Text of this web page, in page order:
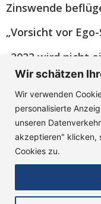
Wir schätzen
Wir verwenden
personalisierte
unseren
akzeptieren" klicken,
Cookies zu.
Zinswende
„Vorsicht vor
„2023 wird nicht
Big Oil wird
Scores
„Viele Banken
durch die Krise!“